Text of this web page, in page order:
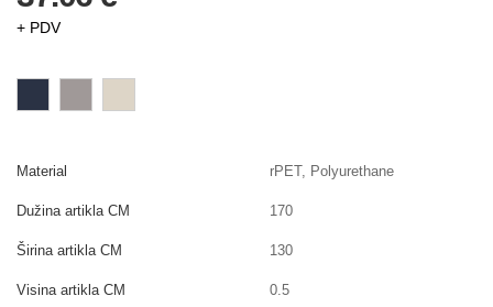
+ PDV
Material rPET, Polyurethane
Dužina artikla CM 170
Širina artikla CM 130
Visina artikla CM 0.5